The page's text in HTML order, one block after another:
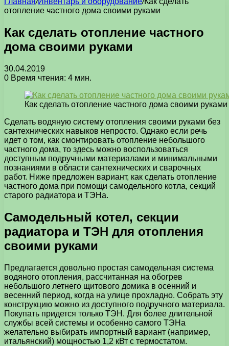
отопление частного дома своими руками
Как сделать отопление частного
дома своими руками
30.04.2019
0 Время чтения: 4 мин.
Как сделать отопление частного дома своими руками
Сделать водяную систему отопления своими руками без
сантехнических навыков непросто. Однако если речь
идет о том, как смонтировать отопление небольшого
частного дома, то здесь можно воспользоваться
доступным подручными материалами и минимальными
познаниями в области сантехнических и сварочных
работ. Ниже предложен вариант, как сделать отопление
частного дома при помощи самодельного котла, секций
старого радиатора и ТЭНа.
Самодельный котел, секции
радиатора и ТЭН для отопления
своими руками
Предлагается довольно простая самодельная система
водяного отопления, рассчитанная на обогрев
небольшого летнего щитового домика в осенний и
весенний период, когда на улице прохладно. Собрать эту
конструкцию можно из доступного подручного материала.
Покупать придется только ТЭН. Для более длительной
службы всей системы и особенно самого ТЭНа
желательно выбирать импортный вариант (например,
итальянский) мощностью 1,2 кВт с термостатом.